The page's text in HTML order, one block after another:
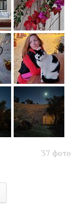
37 фото